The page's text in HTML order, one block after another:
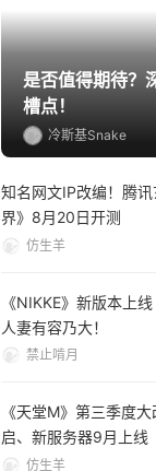
是否值得期待？
槽点！
冷斯基Snake
知名网文IP改编！腾
界》8月20日开测
仿生羊
《NIKKE》新版本上
人妻有容乃大！
禁止啃月
《天堂M》第三季度
启、新服务器9月上线
仿生羊